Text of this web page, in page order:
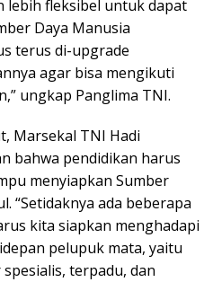
lebih fleksibel untuk dapat
Daya Manusia
terus di-upgrade
agar bisa mengikuti
ungkap Panglima TNI.
Marsekal TNI Hadi
bahwa pendidikan harus
menyiapkan Sumber
“Setidaknya ada beberapa
kita siapkan menghadapi
pelupuk mata, yaitu
terpadu, dan